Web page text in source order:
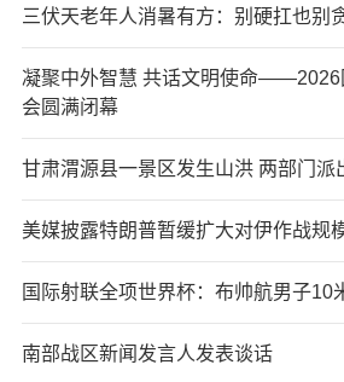
三伏天老年人消暑有方：别硬扛也别
凝聚中外智慧 共话文明使命——2026
会圆满闭幕
甘肃渭源县一景区发生山洪 两部门派
美媒披露特朗普暂缓扩大对伊作战规
国际射联全项世界杯：布帅航男子10
南部战区新闻发言人发表谈话